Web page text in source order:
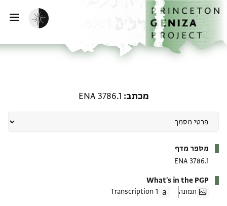
לתוכןהבית
הפעלת מצב כהה
מכתב ENA 3786.1
מספר מדף
ENA 3786.1
What's in the PGP
תמונה
1 Transcription